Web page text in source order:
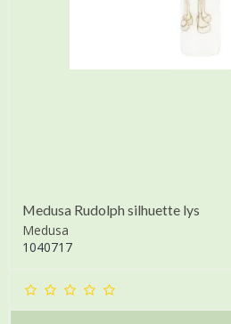
Medusa Rudolph silhuette lys
Medusa
1040717